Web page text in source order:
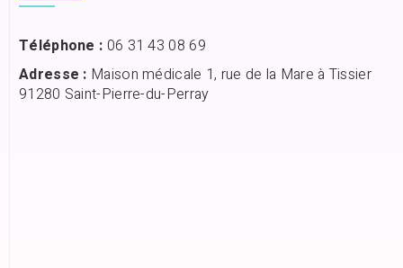
Téléphone : 06 31 43 08 69
Adresse : Maison médicale 1, rue de la Mare à Tissier
91280 Saint-Pierre-du-Perray